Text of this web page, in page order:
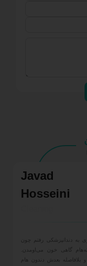
Javad
Hosseini
به دندانپزشکی رفتم چون
گاهی خون می‌اومدن.
بلافاصله بعدش دندون هام